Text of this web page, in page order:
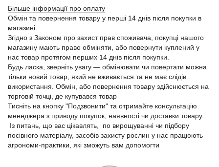
Більше інформації про оплату
Обмін та повернення товару у перші 14 днів після покупки в
магазині.
Згідно з Законом про захист прав споживача, покупці нашого
магазину мають право обміняти, або повернути куплений у
нас товар протягом перших 14 днів після покупки.
Будь ласка, зверніть увагу — обмінювати чи повертати можна
тільки новий товар, який не вживається та не має слідів
використання. Обмін, або повернення товару здійснюється на
торговій точці, де купувався товар
Тисніть на кнопку "Подзвонити" та отримайте консультацію
менеджера з приводу покупок, наявності чи доставки товару.
Із питань, що вас цікавлять, по вирощуванні чи підбору
посівного матеріалу, засобів захисту рослин у нас працюють
агрономи-практики, які зможуть вам допомогти